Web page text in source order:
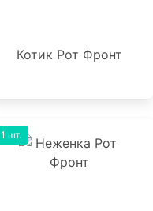
Котик Рот Фронт
1 шт.